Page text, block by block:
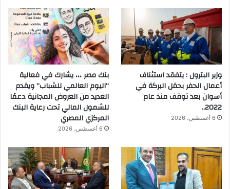
وزير البترول : يتفقد استئناف
أعمال الحفر بحقل البركة في
أسوان بعد توقف منذ عام
2022..
6 أغسطس، 2026
بنك مصر ،،، يشارك في فعالية
“اليوم العالمي للشباب” ويقدم
العديد من العروض المجانية دعمًا
للشمول المالي تحت رعاية البنك
المركزي المصري
6 أغسطس، 2026